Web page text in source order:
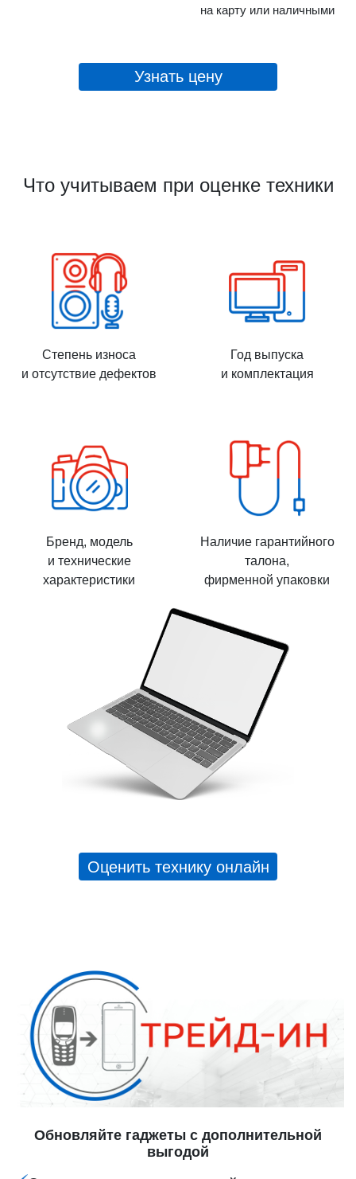
на карту или наличными
Узнать цену
Что учитываем при оценке техники
Степень износа
и отсутствие дефектов
Год выпуска
и комплектация
Бренд, модель
и технические
характеристики
Наличие гарантийного
талона,
фирменной упаковки
Оценить технику онлайн
Обновляйте гаджеты с дополнительной
выгодой